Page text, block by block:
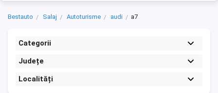
Bestauto Salaj Autoturisme audi a7
Categorii
Județe
Localități